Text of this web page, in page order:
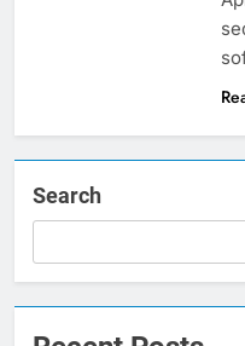
Search